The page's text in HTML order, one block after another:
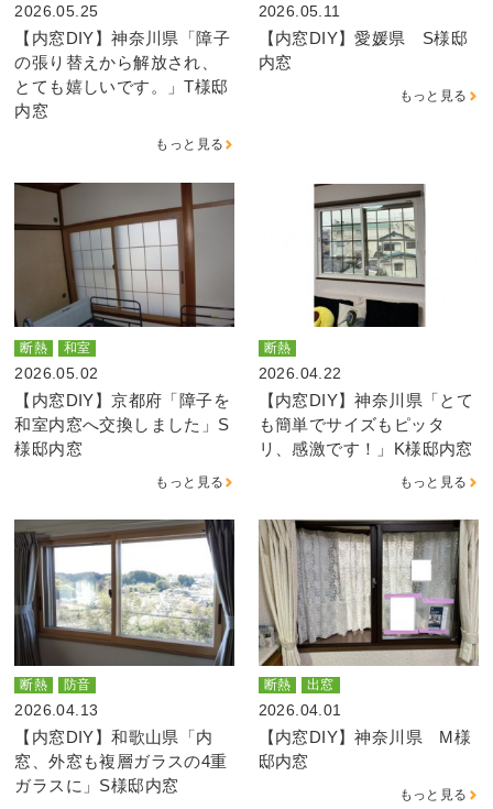
2026.05.25
【内窓DIY】神奈川県「障子
の張り替えから解放され、
とても嬉しいです。」T様邸
内窓
もっと見る
2026.05.11
【内窓DIY】愛媛県 S様邸
内窓
もっと見る
断熱 和室
2026.05.02
【内窓DIY】京都府「障子を
和室内窓へ交換しました」S
様邸内窓
もっと見る
断熱
2026.04.22
【内窓DIY】神奈川県「とて
も簡単でサイズもピッタ
リ、感激です！」K様邸内窓
もっと見る
断熱 防音
2026.04.13
【内窓DIY】和歌山県「内
窓、外窓も複層ガラスの4重
ガラスに」S様邸内窓
断熱 出窓
2026.04.01
【内窓DIY】神奈川県 M様
邸内窓
もっと見る